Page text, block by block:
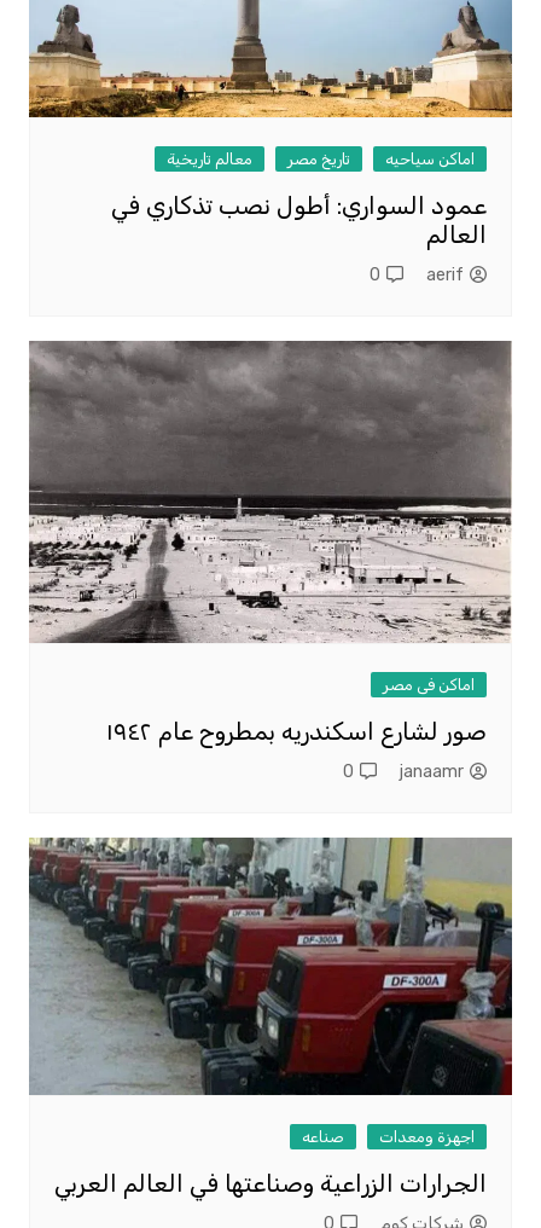
اماكن سياحيه تاريخ مصر معالم تاريخية
عمود السواري: أطول نصب تذكاري في
العالم
aerif
0
اماكن فى مصر
صور لشارع اسكندريه بمطروح عام ١٩٤٢
janaamr
0
اجهزة ومعدات صناعه
الجرارات الزراعية وصناعتها في العالم العربي